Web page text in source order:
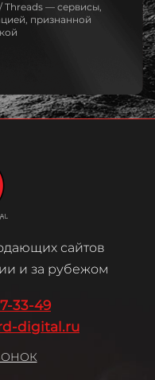
Threads — сервисы,
признанной
сайтов
и за рубежом
33-49
digital.ru